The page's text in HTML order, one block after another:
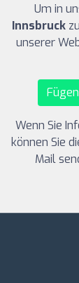
Um in
Innsbruck
unserer
Wenn Sie
können Sie
Mail